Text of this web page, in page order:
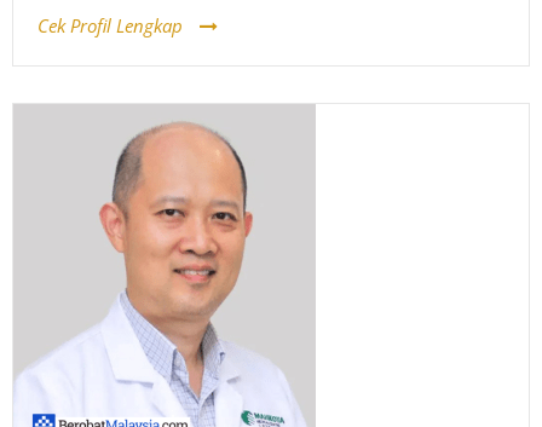
Cek Profil Lengkap